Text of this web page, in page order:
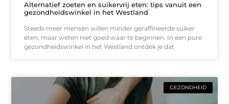
Alternatief zoeten en suikervrij eten: tips vanuit een
gezondheidswinkel in het Westland
Steeds meer mensen willen minder geraffineerde suiker
eten, maar weten niet goed waar te beginnen. In een pure
gezondheidswinkel in het Westland ontdek je dat
GEZONDHEID